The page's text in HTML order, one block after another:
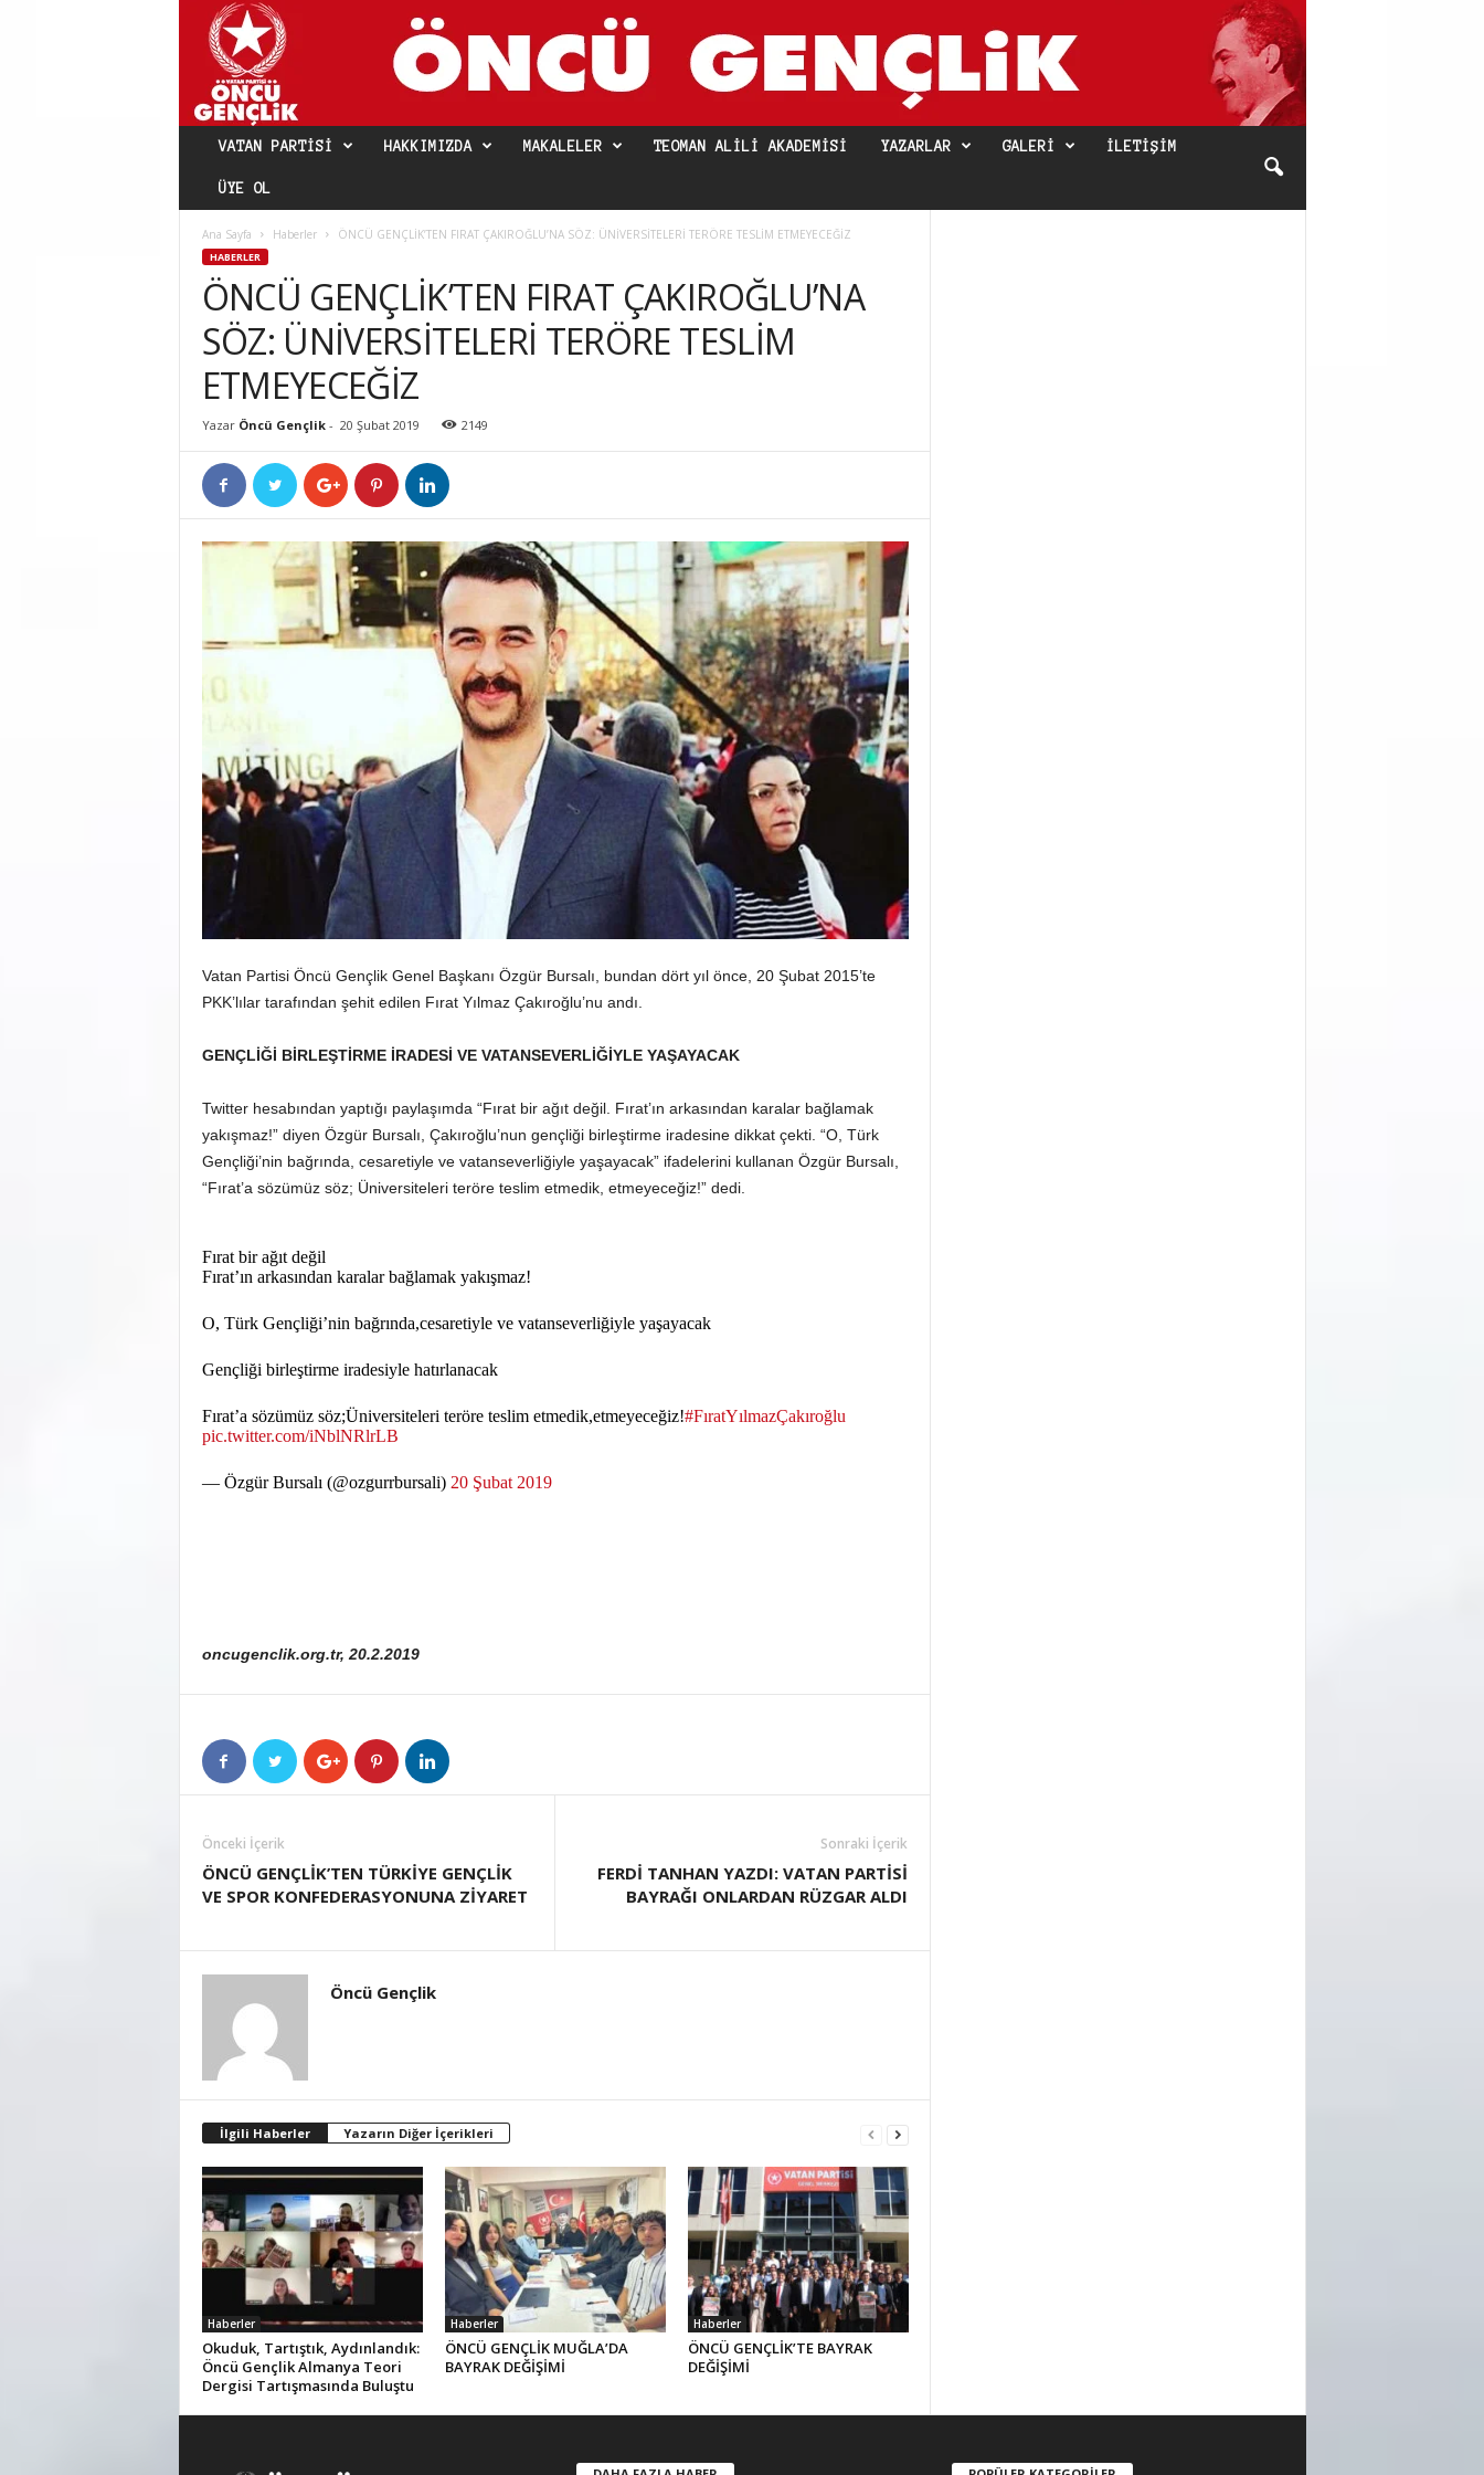
VATAN PARTISI HAKKIMIZDA MAKALELER TEOMAN ALILI AKADEMISI YAZARLAR GALERI İLETIŞIM
ÜYE OL
Ana Sayfa Haberler ÖNCÜ GENÇLİK’TEN FIRAT ÇAKIROĞLU’NA SÖZ: ÜNİVERSİTELERİ TERÖRE TESLİM ETMEYECEĞİZ
HABERLER
ÖNCÜ GENÇLİK’TEN FIRAT ÇAKIROĞLU’NA
SÖZ: ÜNİVERSİTELERİ TERÖRE TESLİM
ETMEYECEĞİZ
Yazar Öncü Gençlik- 20 Şubat 2019 2149
Vatan Partisi Öncü Gençlik Genel Başkanı Özgür Bursalı, bundan dört yıl önce, 20 Şubat 2015’te
PKK’lılar tarafından şehit edilen Fırat Yılmaz Çakıroğlu’nu andı.
GENÇLİĞİ BİRLEŞTİRME İRADESİ VE VATANSEVERLİĞİYLE YAŞAYACAK
Twitter hesabından yaptığı paylaşımda “Fırat bir ağıt değil. Fırat’ın arkasından karalar bağlamak
yakışmaz!” diyen Özgür Bursalı, Çakıroğlu’nun gençliği birleştirme iradesine dikkat çekti. “O, Türk
Gençliği’nin bağrında, cesaretiyle ve vatanseverliğiyle yaşayacak” ifadelerini kullanan Özgür Bursalı,
“Fırat’a sözümüz söz; Üniversiteleri teröre teslim etmedik, etmeyeceğiz!” dedi.
Fırat bir ağıt değil
Fırat’ın arkasından karalar bağlamak yakışmaz!
O, Türk Gençliği’nin bağrında,cesaretiyle ve vatanseverliğiyle yaşayacak
Gençliği birleştirme iradesiyle hatırlanacak
Fırat’a sözümüz söz;Üniversiteleri teröre teslim etmedik,etmeyeceğiz!#FıratYılmazÇakıroğlu
pic.twitter.com/iNblNRlrLB
— Özgür Bursalı (@ozgurrbursali) 20 Şubat 2019
oncugenclik.org.tr, 20.2.2019
Önceki İçerik
ÖNCÜ GENÇLİK’TEN TÜRKİYE GENÇLİK
VE SPOR KONFEDERASYONUNA ZİYARET
Sonraki İçerik
FERDİ TANHAN YAZDI: VATAN PARTİSİ
BAYRAĞI ONLARDAN RÜZGAR ALDI
Öncü Gençlik
İlgili Haberler Yazarın Diğer İçerikleri
Haberler
Okuduk, Tartıştık, Aydınlandık:
Öncü Gençlik Almanya Teori
Dergisi Tartışmasında Buluştu
Haberler
ÖNCÜ GENÇLİK MUĞLA’DA
BAYRAK DEĞİŞİMİ
Haberler
ÖNCÜ GENÇLİK’TE BAYRAK
DEĞİŞİMİ